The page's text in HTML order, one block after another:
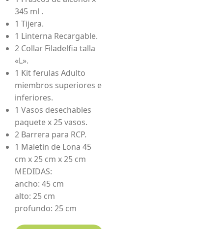
345 ml .
1 Tijera.
1 Linterna Recargable.
2 Collar Filadelfia talla
«L».
1 Kit ferulas Adulto
miembros superiores e
inferiores.
1 Vasos desechables
paquete x 25 vasos.
2 Barrera para RCP.
1 Maletin de Lona 45
cm x 25 cm x 25 cm
MEDIDAS:
ancho: 45 cm
alto: 25 cm
profundo: 25 cm